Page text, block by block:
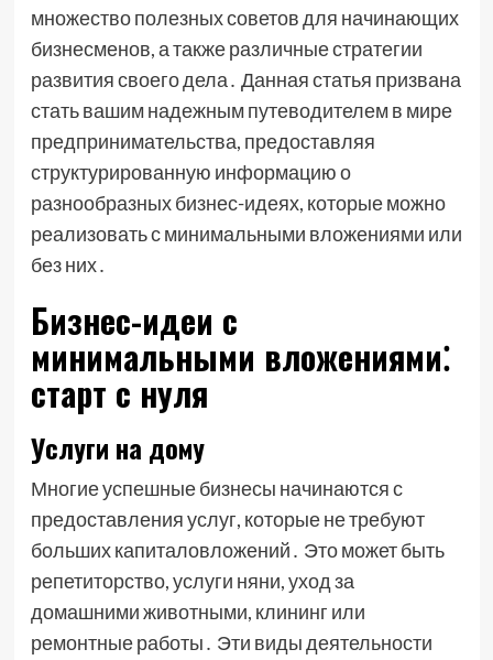
множество полезных советов для начинающих
бизнесменов, а также различные стратегии
развития своего дела․ Данная статья призвана
стать вашим надежным путеводителем в мире
предпринимательства, предоставляя
структурированную информацию о
разнообразных бизнес-идеях, которые можно
реализовать с минимальными вложениями или
без них․
Бизнес-идеи с
минимальными вложениями⁚
старт с нуля
Услуги на дому
Многие успешные бизнесы начинаются с
предоставления услуг, которые не требуют
больших капиталовложений․ Это может быть
репетиторство, услуги няни, уход за
домашними животными, клининг или
ремонтные работы․ Эти виды деятельности